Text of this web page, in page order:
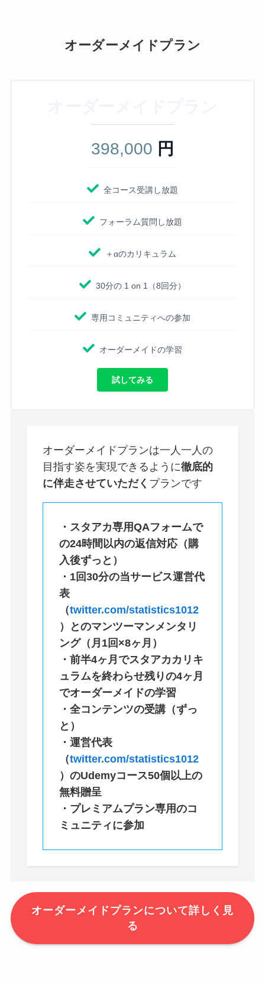
オーダーメイドプラン
398,000 円
全コース受講し放題
フォーラム質問し放題
＋αのカリキュラム
30分の 1 on 1（8回分）
専用コミュニティへの参加
オーダーメイドの学習
試してみる
オーダーメイドプランは一人一人の
目指す姿を実現できるように徹底的
に伴走させていただく プランです
・スタアカ専用QAフォームで
の24時間以内の返信対応（購
入後ずっと ）
・1回30分の当サービス運営代
表
（twitter.com/statistics1012
）とのマンツーマンメンタリ
ング（月1回×8ヶ月）
・前半4ヶ月でスタアカカリキ
ュラムを終わらせ残りの4ヶ月
でオーダーメイドの学習
・全コンテンツの受講（ずっ
と）
・ 運営代表
（twitter.com/statistics1012
） のUdemyコース50個以上の
無料贈呈
・プレミアムプラン専用のコ
ミュニティに参加
オーダーメイドプランについて詳しく見
る